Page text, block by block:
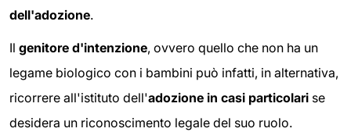
dell'adozione.
Il genitore d'intenzione, ovvero quello che non ha un
legame biologico con i bambini può infatti, in alternativa,
ricorrere all'istituto dell'adozione in casi particolari se
desidera un riconoscimento legale del suo ruolo.